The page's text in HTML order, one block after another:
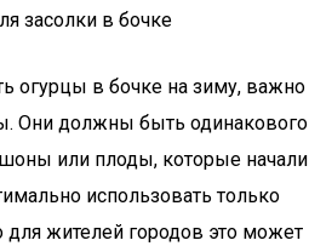
засолки в бочке
огурцы в бочке на зиму, важно
Они должны быть одинакового
или плоды, которые начали
использовать только
для жителей городов это может